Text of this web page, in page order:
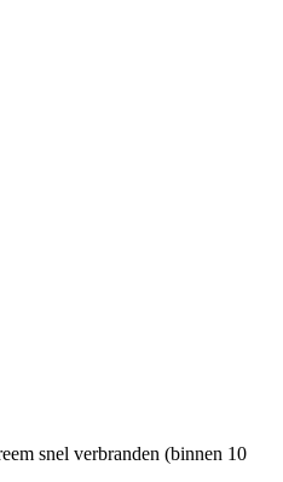
snel verbranden (binnen 10